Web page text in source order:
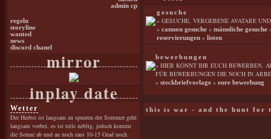
admin cp
regeln
storyline
wanted
news
discord chanel
mirror
inplay date
Wetter
Der Herbst ist langsam zu spueren der Sommer geht
langsam vorbei, es ist teils neblig, jedoch kommt
die Sonne ab und an noch raus 10-15 Grad noch.
gesuche
» GESUCHE, VERGEBENE AVATARE
» cannon gesuche » männliche gesuche
reservierungen » listen
bewerbungen
» HIER KÖNNT IHR EUCH BEWERBEN.
FÜR BEWERBUNGEN DIE NOCH IN
» steckbriefvorlage » eure bewerbung
this is war - and the hunt for